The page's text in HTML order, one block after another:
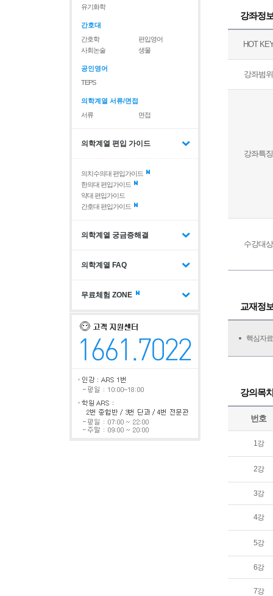
유기화학
간호대
간호학
편입영어
사회논술
생물
공인영어
TEPS
의학계열 서류/면접
서류
면접
의학계열 편입 가이드
의치수의대 편입가이드
한의대 편입가이드
약대 편입가이드
간호대 편입가이드
의학계열 궁금증해결
의학계열 FAQ
무료체험 ZONE
강좌정
HOT
강좌범위
강좌특징
수강대상
교재정
핵심자
강의목
번호
1강
2강
3강
4강
5강
6강
7강